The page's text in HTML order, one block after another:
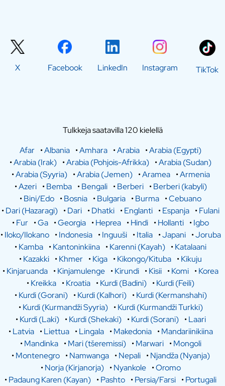
X Facebook LinkedIn Instagram TikTok
Tulkkeja saatavilla 120 kielellä
Afar •Albania •Amhara •Arabia •Arabia (Egypti)
•Arabia (Irak) •Arabia (Pohjois-Afrikka) •Arabia (Sudan)
•Arabia (Syyria) •Arabia (Jemen) •Aramea •Armenia
•Azeri •Bemba •Bengali •Berberi •Berberi (kabyli)
•Bini/Edo •Bosnia •Bulgaria •Burma •Cebuano
•Dari (Hazaragi) •Dari •Dhatki •Englanti •Espanja •Fulani
•Fur •Ga •Georgia •Heprea •Hindi •Hollanti •Igbo
•Iloko/Ilokano •Indonesia •Inguuši •Italia •Japani •Joruba
•Kamba •Kantoninkiina •Karenni (Kayah) •Katalaani
•Kazakki •Khmer •Kiga •Kikongo/Kituba •Kikuju
•Kinjaruanda •Kinjamulenge •Kirundi •Kisii •Komi •Korea
•Kreikka •Kroatia •Kurdi (Badini) •Kurdi (Feili)
•Kurdi (Gorani) •Kurdi (Kalhori) •Kurdi (Kermanshahi)
•Kurdi (Kurmandži Syyria) •Kurdi (Kurmandži Turkki)
•Kurdi (Laki) •Kurdi (Shekaki) •Kurdi (Sorani) •Laari
•Latvia •Liettua •Lingala •Makedonia •Mandariinikiina
•Mandinka •Mari (tšeremissi) •Marwari •Mongoli
•Montenegro •Namwanga •Nepali •Njandža (Nyanja)
•Norja (Kirjanorja) •Nyankole •Oromo
•Padaung Karen (Kayan) •Pashto •Persia/Farsi •Portugali